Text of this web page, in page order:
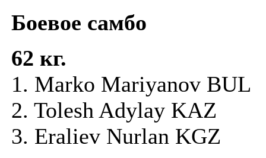
Боевое самбо
62 кг.
1. Marko Mariyanov BUL
2. Tolesh Adylay KAZ
3. Eraliev Nurlan KGZ